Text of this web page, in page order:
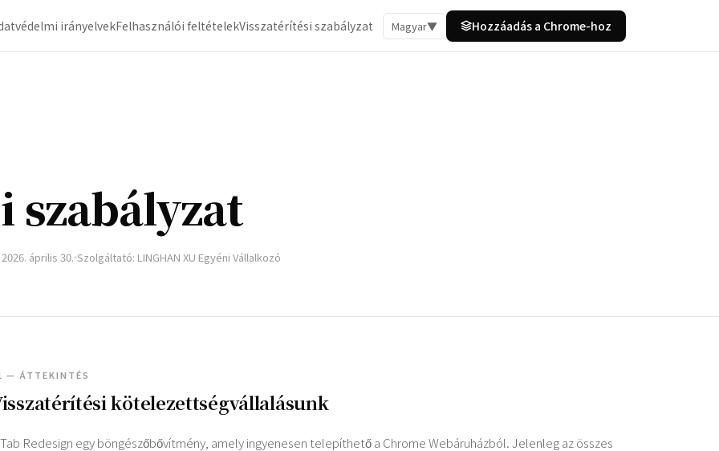
irányelvekFelhasználói feltételekVisszatérítési szabályzat Magyar▼ Hozzáadás a Chrome-hoz
szabályzat
április 30. Szolgáltató: LINGHAN XU Egyéni Vállalkozó
— ÁTTEKINTÉS
kötelezettségvállalásunk
Redesign egy böngészőbővítmény, amely ingyenesen telepíthető a Chrome Webáruházból. Jelenleg az összes